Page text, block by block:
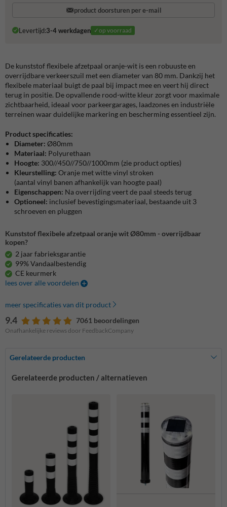
product doorsturen per e-mail
Levertijd:3-4 werkdagen ✓op voorraad
De kunststof flexibele afzetpaal oranje-wit is een robuuste en
overrijdbare verkeerszuil met een diameter van 80 mm. Dankzij het
flexibele materiaal buigt de paal bij impact mee en veert hij direct
terug in positie. De opvallende rood-witte kleur zorgt voor maximale
zichtbaarheid, ideaal voor parkeergarages, laadzones en industriële
terreinen waar duidelijke markering en bescherming essentieel zijn.
Product specificaties:
Diameter: Ø80mm
Materiaal: Polyurethaan
Hoogte: 300//450//750//1000mm (zie product opties)
Kleurstelling: Oranje met witte vinyl stroken
(aantal vinyl banen afhankelijk van hoogte paal)
Eigenschappen: Na overrijding veert de paal steeds terug
Optioneel: inclusief bevestigingsmateriaal, bestaande uit 3
schroeven en pluggen
Kunststof flexibele afzetpaal oranje wit Ø80mm - overrijdbaar
kopen?
2 jaar fabrieksgarantie
99% Vandaalbestendig
CE keurmerk
lees over alle voordelen
meer specificaties van dit product
9.4 7061 beoordelingen
Onafhankelijke reviews door FeedbackCompany
Gerelateerde producten
Gerelateerde producten / alternatieven